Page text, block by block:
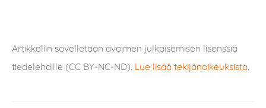
Artikkeliin sovelletaan avoimen julkaisemisen lisenssiä
tiedelehdille (CC BY-NC-ND). Lue lisää tekijänoikeuksista.